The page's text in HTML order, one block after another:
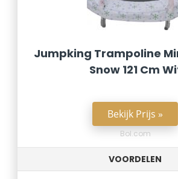
Jumpking Trampoline
Snow 121 Cm
Bekijk Prijs »
Bol.com
VOORDELEN